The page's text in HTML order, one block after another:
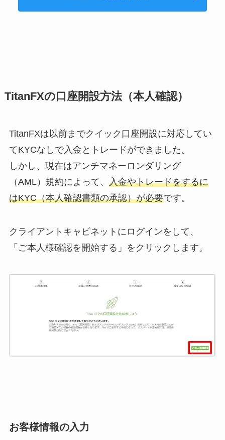
TitanFXの口座開設方法（本人確認）
TitanFXは以前までクイック口座開設に対応してい
てKYCなしで入金とトレードができました。
しかし、現在はアンチマネーロンダリング
（AML）規約によって、 入金やトレードをするに
はKYC（本人確認書類の承認）が必要です。
クライアントキャビネットにログインをして、
「ご本人様確認を開始する」をクリックします。
お客様情報の入力